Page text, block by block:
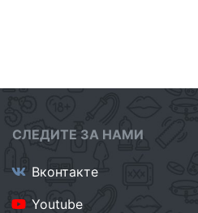
СЛЕДИТЕ ЗА НАМИ
Вконтакте
Youtube